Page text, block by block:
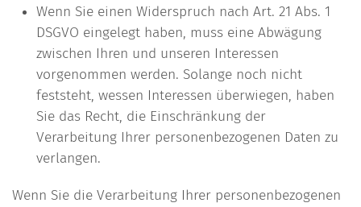
Wenn Sie einen Widerspruch nach Art. 21 Abs. 1
DSGVO eingelegt haben, muss eine Abwägung
zwischen Ihren und unseren Interessen
vorgenommen werden. Solange noch nicht
feststeht, wessen Interessen überwiegen, haben
Sie das Recht, die Einschränkung der
Verarbeitung Ihrer personenbezogenen Daten zu
verlangen.
Wenn Sie die Verarbeitung Ihrer personenbezogenen